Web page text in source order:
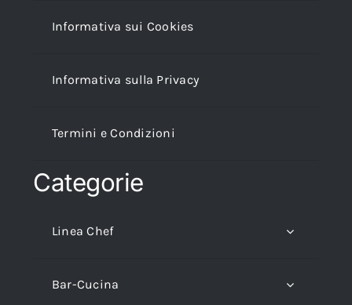
Informativa sui Cookies
Informativa sulla Privacy
Termini e Condizioni
Categorie
Linea Chef
Bar-Cucina